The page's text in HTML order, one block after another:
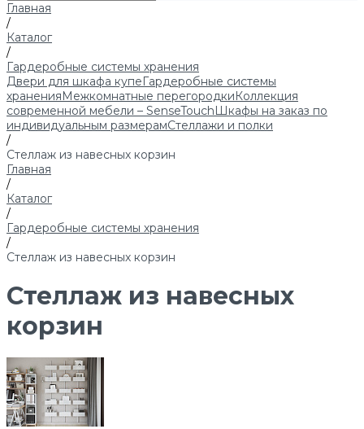
Главная
/
Каталог
/
Гардеробные системы хранения
Двери для шкафа купеГардеробные системы
храненияМежкомнатные перегородкиКоллекция
современной мебели – SenseTouchШкафы на заказ по
индивидуальным размерамСтеллажи и полки
/
Стеллаж из навесных корзин
Главная
/
Каталог
/
Гардеробные системы хранения
/
Стеллаж из навесных корзин
Стеллаж из навесных
корзин